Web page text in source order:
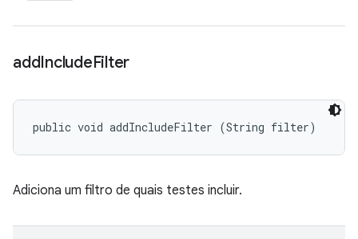
addIncludeFilter
public void addIncludeFilter (String filter)
Adiciona um filtro de quais testes incluir.